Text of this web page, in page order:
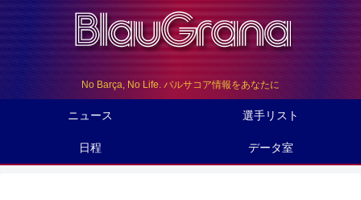
No Barça, No Life. バルサコア情報をあなたに
ニュース 選手リスト
日程 データ室